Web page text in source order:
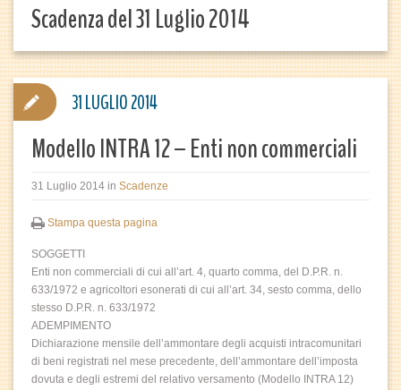
Scadenza del 31 Luglio 2014
Modello INTRA 12 – Enti non commerciali
31 Luglio 2014 in Scadenze
Stampa questa pagina
SOGGETTI
Enti non commerciali di cui all’art. 4, quarto comma, del D.P.R. n.
633/1972 e agricoltori esonerati di cui all’art. 34, sesto comma, dello
stesso D.P.R. n. 633/1972
ADEMPIMENTO
Dichiarazione mensile dell’ammontare degli acquisti intracomunitari
di beni registrati nel mese precedente, dell’ammontare dell’imposta
dovuta e degli estremi del relativo versamento (Modello INTRA 12)
31 LUGLIO 2014